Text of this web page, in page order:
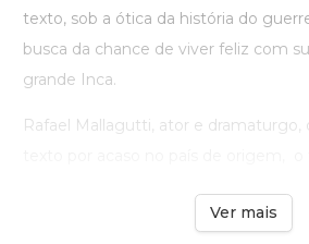
texto, sob a ótica da história do
busca da chance de viver feliz com
grande Inca.
Rafael Mallagutti, ator e dramaturgo,
Ver mais